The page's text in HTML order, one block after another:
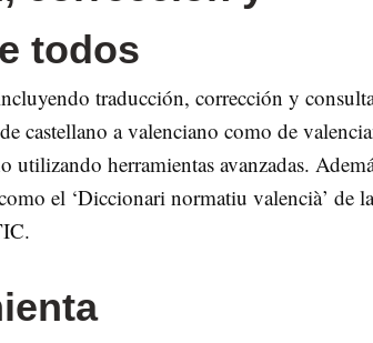
todos
traducción, corrección y
castellano a valenciano como de
utilizando herramientas avanzadas.
el ‘Diccionari normatiu valencià’ de la